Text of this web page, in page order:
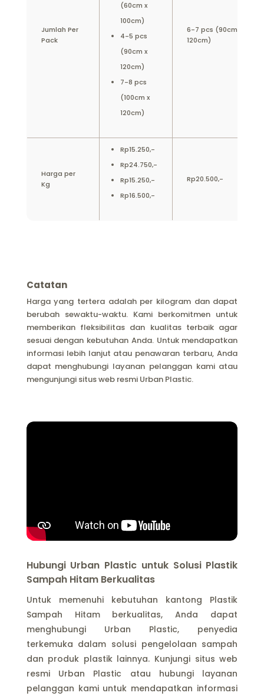
Jumlah Per
Pack
(60cm x
100cm)
4-5 pcs
(90cm x
120cm)
7-8 pcs
(100cm x
120cm)
6-7 pcs (90cm x
120cm)
Harga per
Kg
Rp15.250,-
Rp24.750,-
Rp15.250,-
Rp16.500,-
Rp20.500,-
Catatan
Harga yang tertera adalah per kilogram dan dapat
berubah sewaktu-waktu. Kami berkomitmen untuk
memberikan fleksibilitas dan kualitas terbaik agar
sesuai dengan kebutuhan Anda. Untuk mendapatkan
informasi lebih lanjut atau penawaran terbaru, Anda
dapat menghubungi layanan pelanggan kami atau
mengunjungi situs web resmi Urban Plastic.
Hubungi Urban Plastic untuk Solusi Plastik
Sampah Hitam Berkualitas
Untuk memenuhi kebutuhan kantong Plastik
Sampah Hitam berkualitas, Anda dapat
menghubungi Urban Plastic, penyedia
terkemuka dalam solusi pengelolaan sampah
dan produk plastik lainnya. Kunjungi situs web
resmi Urban Plastic atau hubungi layanan
pelanggan kami untuk mendapatkan informasi